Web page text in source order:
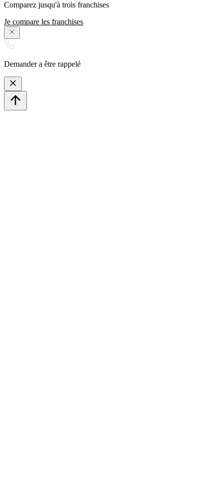
Comparez jusqu'à trois franchises
Je compare les franchises
Demander a être rappelé